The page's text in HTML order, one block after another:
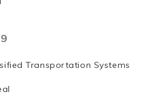
Transportation Systems